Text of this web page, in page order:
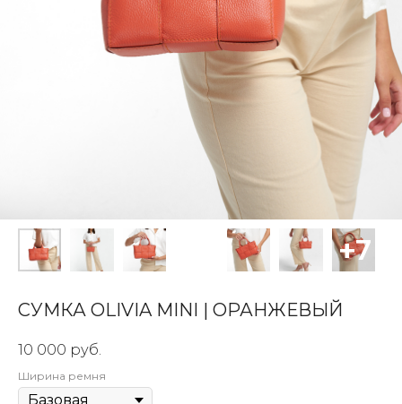
СУМКА OLIVIA MINI | ОРАНЖЕВЫЙ
10 000 руб.
Ширина ремня